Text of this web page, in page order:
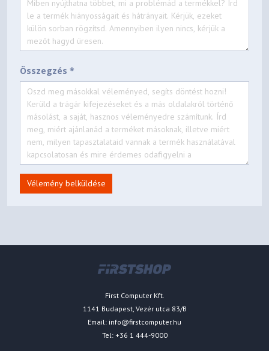
Összegzés *
Vélemény belküldése
First Computer Kft.
1141 Budapest, Vezér utca 83/B
Email: info@firstcomputer.hu
Tel: +36 1 444-9000